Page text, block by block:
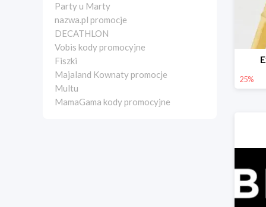
Party u Marty
nazwa.pl promocje
DECATHLON
Vobis kody promocyjne
Fiszki
Majaland Kownaty promocje
Multu
MamaGama kody promocyjne
25%